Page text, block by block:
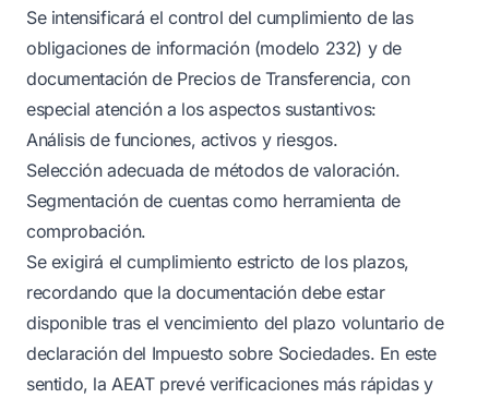
Se intensificará el control del cumplimiento de las
obligaciones de información (modelo 232) y de
documentación de Precios de Transferencia, con
especial atención a los aspectos sustantivos:
Análisis de funciones, activos y riesgos.
Selección adecuada de métodos de valoración.
Segmentación de cuentas como herramienta de
comprobación.
Se exigirá el cumplimiento estricto de los plazos,
recordando que la documentación debe estar
disponible tras el vencimiento del plazo voluntario de
declaración del Impuesto sobre Sociedades. En este
sentido, la AEAT prevé verificaciones más rápidas y